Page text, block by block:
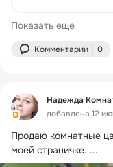
Показать еще
Комментарии 0
Надежда
добавлена 12
Продаю комнатные
моей страничке. ...